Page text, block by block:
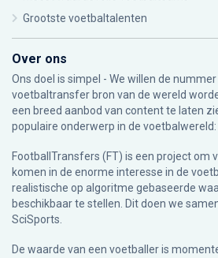
Grootste voetbaltalenten
Over ons
Ons doel is simpel - We willen de
voetbaltransfer bron van de wereld
een breed aanbod van content te laten
populaire onderwerp in de
FootballTransfers (FT) is een project
komen in de enorme interesse in de
realistische op algoritme gebaseerde
beschikbaar te stellen. Dit doen we
SciSports
De waarde van een voetballer is